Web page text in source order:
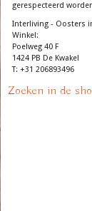
gerespecteerd
Interliving - Oosters
Winkel:
Poelweg 40 F
1424 PB De Kwakel
T: +31 206893496
Zoeken in de